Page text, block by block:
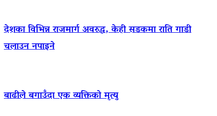
देशका विभिन्न राजमार्ग अवरुद्ध, केही सडकमा राति गाडी
चलाउन नपाइने
बाढीले बगाउँदा एक व्यक्तिको मृत्यु